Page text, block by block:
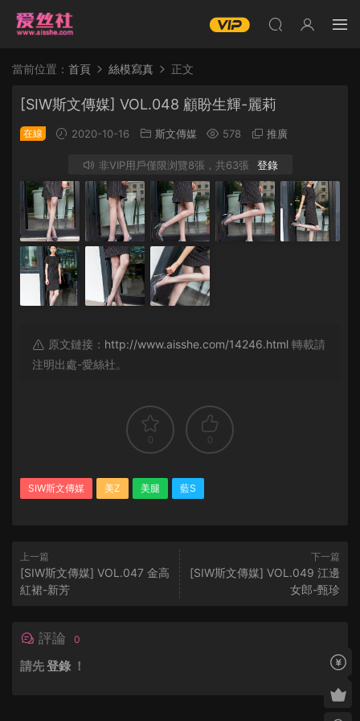
當前位置： 首頁 絲模寫真 正文
[SIW斯文傳媒] VOL.048 顧盼生輝-麗莉
在線 2020-10-16 斯文傳媒 578 推廣
非VIP用戶僅限浏覽8張，共63張 登錄
原文鏈接： http://www.aisshe.com/14246.html 轉載請
注明出處-愛絲社。
0 0
SIW斯文傳媒 美Z 美腿 藍S
上一篇
[SIW斯文傳媒] VOL.047 金高
紅裙-新芳
下一篇
[SIW斯文傳媒] VOL.049 江邊
女郎-甄珍
評論 0
請先登錄 ！